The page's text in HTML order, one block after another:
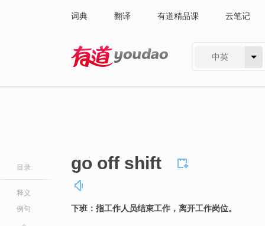
词典 翻译 有道精品课 云笔记
中英
目录
释义
例句
go off shift
下班：指工作人员结束工作，离开工作岗位。